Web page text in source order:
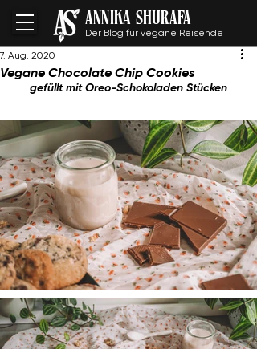
Der Blog für vegane Reisende
ANNIKA SHURAFA
Vegane Chocolate Chip Cookies
7. Aug. 2020
gefüllt mit Oreo-Schokoladen Stücken